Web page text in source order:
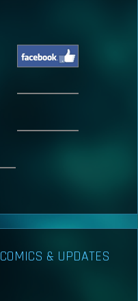
COMICS & UPDATES